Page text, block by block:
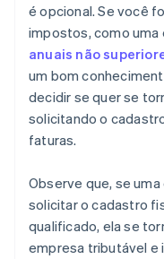
é opcional. Se você
impostos, como uma
anuais não
um bom
decidir se quer se
solicitando o
faturas.
Observe que, se
solicitar o cadastro
qualificado, ela se
empresa tributável e